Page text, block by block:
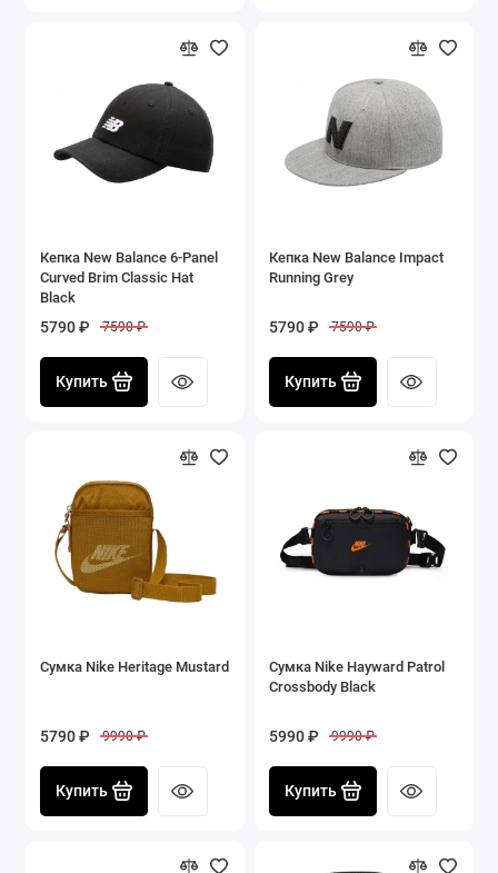
Кепка New Balance 6-Panel
Curved Brim Classic Hat
Black
5790 ₽ 7590 ₽
Купить
Кепка New Balance Impact
Running Grey
5790 ₽ 7590 ₽
Купить
Сумка Nike Heritage Mustard
5790 ₽ 9990 ₽
Купить
Сумка Nike Hayward Patrol
Crossbody Black
5990 ₽ 9990 ₽
Купить